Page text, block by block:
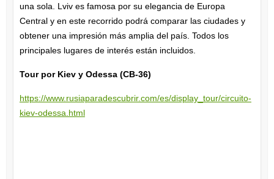
una sola. Lviv es famosa por su elegancia de Europa
Central y en este recorrido podrá comparar las ciudades y
obtener una impresión más amplia del país. Todos los
principales lugares de interés están incluidos.
Tour por Kiev y Odessa (CB-36)
https://www.rusiaparadescubrir.com/es/display_tour/circuito-
kiev-odessa.html